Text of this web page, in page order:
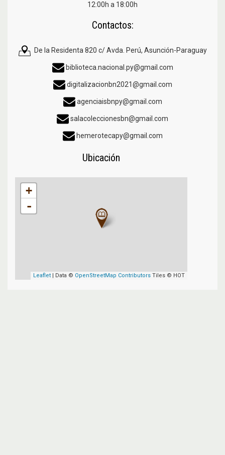
12:00h a 18:00h
Contactos:
De la Residenta 820 c/ Avda. Perú, Asunción-Paraguay
biblioteca.nacional.py@gmail.com
digitalizacionbn2021@gmail.com
agenciaisbnpy@gmail.com
salacoleccionesbn@gmail.com
hemerotecapy@gmail.com
Ubicación
+
-
Leaflet | Data © OpenStreetMap Contributors Tiles © HOT